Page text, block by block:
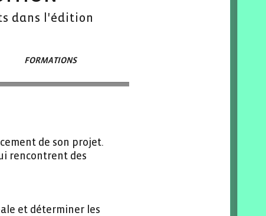
dans l'édition
FORMATIONS
de son projet.
rencontrent des
et déterminer les